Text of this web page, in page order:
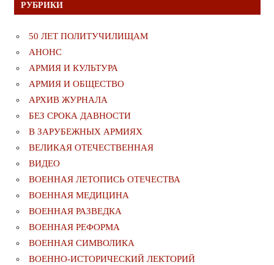
РУБРИКИ
50 ЛЕТ ПОЛИТУЧИЛИЩАМ
АНОНС
АРМИЯ И КУЛЬТУРА
АРМИЯ И ОБЩЕСТВО
АРХИВ ЖУРНАЛА
БЕЗ СРОКА ДАВНОСТИ
В ЗАРУБЕЖНЫХ АРМИЯХ
ВЕЛИКАЯ ОТЕЧЕСТВЕННАЯ
ВИДЕО
ВОЕННАЯ ЛЕТОПИСЬ ОТЕЧЕСТВА
ВОЕННАЯ МЕДИЦИНА
ВОЕННАЯ РАЗВЕДКА
ВОЕННАЯ РЕФОРМА
ВОЕННАЯ СИМВОЛИКА
ВОЕННО-ИСТОРИЧЕСКИЙ ЛЕКТОРИЙ